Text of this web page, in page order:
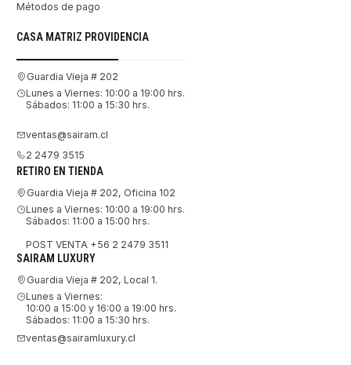
Métodos de pago
CASA MATRIZ PROVIDENCIA
Guardia Vieja # 202
Lunes a Viernes: 10:00 a 19:00 hrs.
Sábados: 11:00 a 15:30 hrs.
ventas@sairam.cl
2 2479 3515
RETIRO EN TIENDA
Guardia Vieja # 202, Oficina 102
Lunes a Viernes: 10:00 a 19:00 hrs.
Sábados: 11:00 a 15:00 hrs.
POST VENTA +56 2 2479 3511
SAIRAM LUXURY
Guardia Vieja # 202, Local 1.
Lunes a Viernes:
10:00 a 15:00 y 16:00 a 19:00 hrs.
Sábados: 11:00 a 15:30 hrs.
ventas@sairamluxury.cl